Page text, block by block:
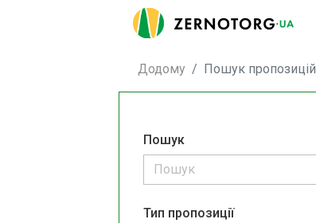
Додому Пошук пропозицій
Пошук
Тип пропозиції